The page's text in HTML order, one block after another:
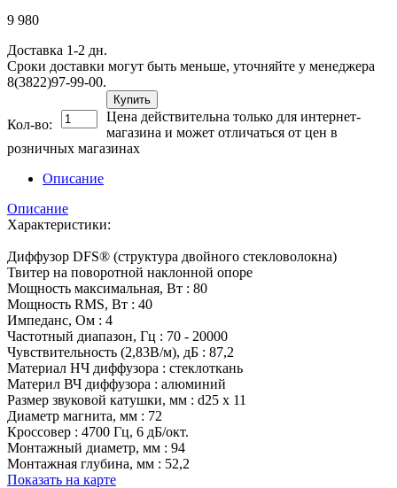
9 980
Доставка 1-2 дн.
Сроки доставки могут быть меньше, уточняйте у менеджера
8(3822)97-99-00.
Кол-во:
Купить
Цена действительна только для интернет-
магазина и может отличаться от цен в
розничных магазинах
Описание
Описание
Характеристики:
Диффузор DFS® (структура двойного стекловолокна)
Твитер на поворотной наклонной опоре
Мощность максимальная, Вт : 80
Мощность RMS, Вт : 40
Импеданс, Ом : 4
Частотный диапазон, Гц : 70 - 20000
Чувствительность (2,83В/м), дБ : 87,2
Материал НЧ диффузора : стеклоткань
Материл ВЧ диффузора : алюминий
Размер звуковой катушки, мм : d25 x 11
Диаметр магнита, мм : 72
Кроссовер : 4700 Гц, 6 дБ/окт.
Монтажный диаметр, мм : 94
Монтажная глубина, мм : 52,2
Показать на карте